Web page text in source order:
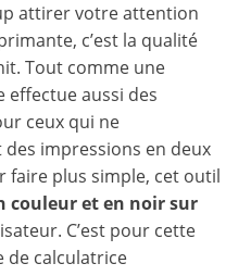
attirer votre attention
c’est la qualité
Tout comme une
effectue aussi des
ceux qui ne
des impressions en deux
faire plus simple, cet outil
couleur et en noir sur
C’est pour cette
de calculatrice